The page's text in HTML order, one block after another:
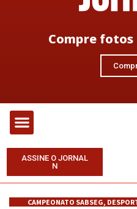
Compre
ASSINE O JORNAL
N
CAMPEONATO SABSEG,